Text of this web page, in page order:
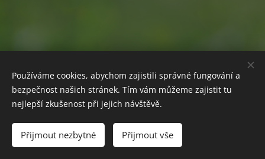
Images provided byPexels
Powered byWebnode
Sprachen
English
Deutsch Čeština
Používáme cookies, abychom zajistili správné fungování a
bezpečnost našich stránek. Tím vám můžeme zajistit tu
nejlepší zkušenost při jejich návštěvě.
Přijmout nezbytné Přijmout vše